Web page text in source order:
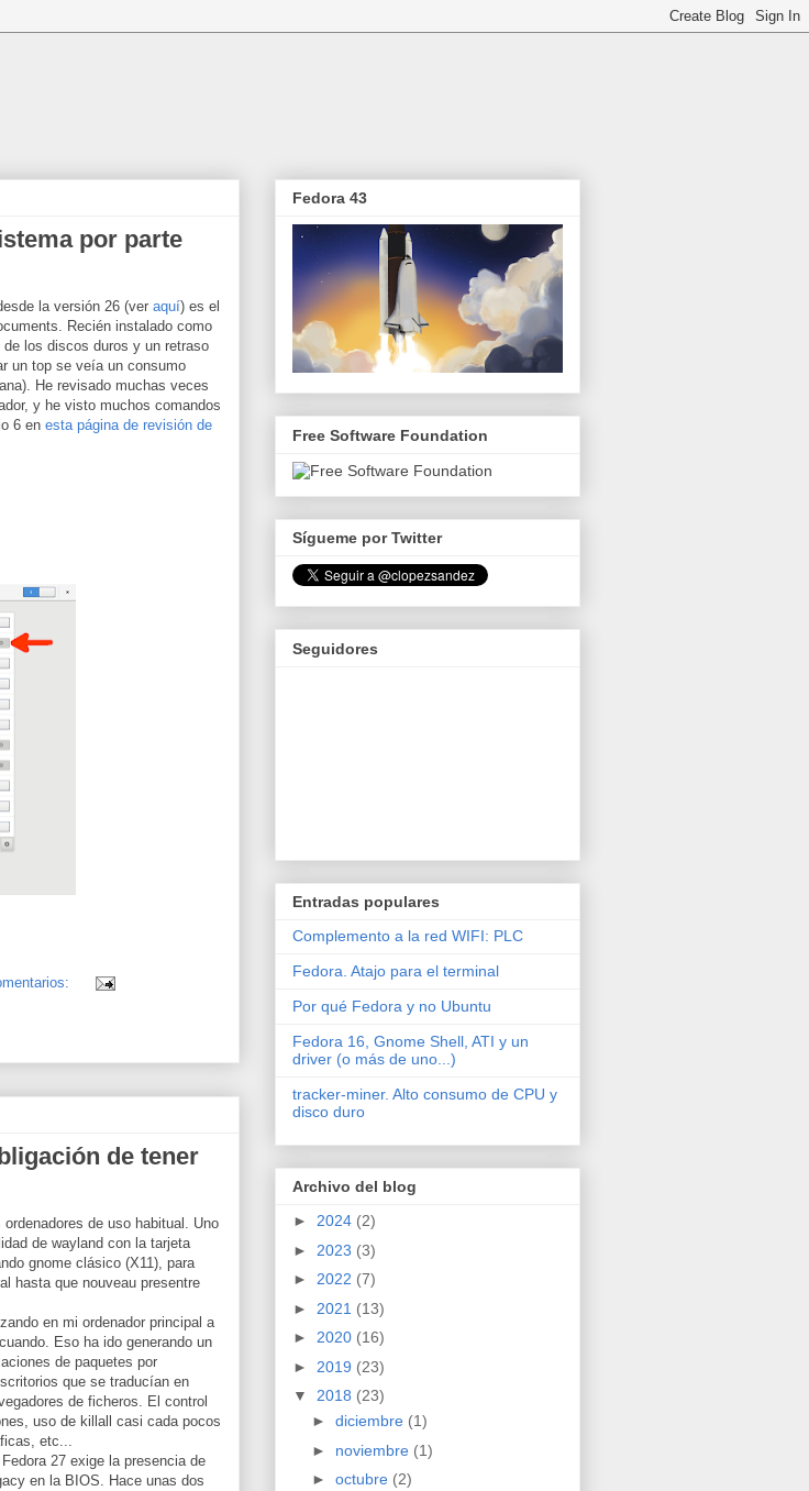
por parte
la versión 26 (ver aquí) es el
Recién instalado como
los discos duros y un retraso
un top se veía un consumo
He revisado muchas veces
y he visto muchos comandos
6 en esta página de revisión de
de tener
de uso habitual. Uno
de wayland con la tarjeta
gnome clásico (X11), para
hasta que nouveau presentre
en mi ordenador principal a
Eso ha ido generando un
de paquetes por
que se traducían en
de ficheros. El control
uso de killall casi cada pocos
etc...
27 exige la presencia de
en la BIOS. Hace unas dos
Fedora 43
Free Software Foundation
Sígueme por Twitter
Seguidores
Entradas populares
Complemento a la red WIFI: PLC
Fedora. Atajo para el terminal
Por qué Fedora y no Ubuntu
Fedora 16, Gnome Shell, ATI y un
driver (o más de uno...)
tracker-miner. Alto consumo de CPU y
disco duro
Archivo del blog
► 2024 (2)
► 2023 (3)
► 2022 (7)
► 2021 (13)
► 2020 (16)
► 2019 (23)
▼ 2018 (23)
► diciembre (1)
► noviembre (1)
► octubre (2)